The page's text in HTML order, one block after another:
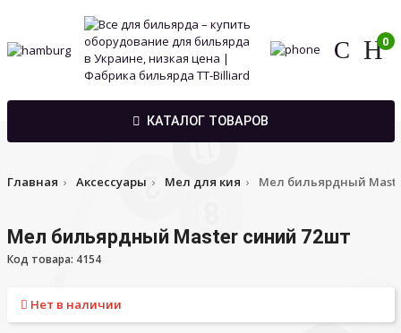
0
КАТАЛОГ ТОВАРОВ
Главная Аксессуары Мел для кия Мел бильярдный
Мел бильярдный Master синий 72шт
Код товара: 4154
Нет в наличии